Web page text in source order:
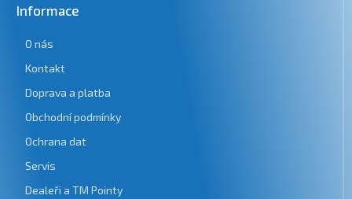
Informace
O nás
Kontakt
Doprava a platba
Obchodní podmínky
Ochrana dat
Servis
Dealeři a TM Pointy